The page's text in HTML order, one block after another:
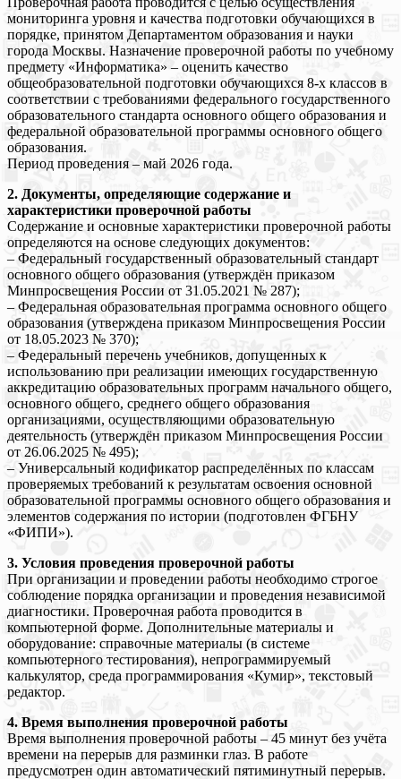
мониторинга уровня и качества подготовки обучающихся в
порядке, принятом Департаментом образования и науки
города Москвы. Назначение проверочной работы по учебному
предмету «Информатика» – оценить качество
общеобразовательной подготовки обучающихся 8-х классов в
соответствии с требованиями федерального государственного
образовательного стандарта основного общего образования и
федеральной образовательной программы основного общего
образования.
Период проведения – май 2026 года.
2. Документы, определяющие содержание и
характеристики проверочной работы
Содержание и основные характеристики проверочной работы
определяются на основе следующих документов:
– Федеральный государственный образовательный стандарт
основного общего образования (утверждён приказом
Минпросвещения России от 31.05.2021 № 287);
– Федеральная образовательная программа основного общего
образования (утверждена приказом Минпросвещения России
от 18.05.2023 № 370);
– Федеральный перечень учебников, допущенных к
использованию при реализации имеющих государственную
аккредитацию образовательных программ начального общего,
основного общего, среднего общего образования
организациями, осуществляющими образовательную
деятельность (утверждён приказом Минпросвещения России
от 26.06.2025 № 495);
– Универсальный кодификатор распределённых по классам
проверяемых требований к результатам освоения основной
образовательной программы основного общего образования и
элементов содержания по истории (подготовлен ФГБНУ
«ФИПИ»).
3. Условия проведения проверочной работы
При организации и проведении работы необходимо строгое
соблюдение порядка организации и проведения независимой
диагностики. Проверочная работа проводится в
компьютерной форме. Дополнительные материалы и
оборудование: справочные материалы (в системе
компьютерного тестирования), непрограммируемый
калькулятор, среда программирования «Кумир», текстовый
редактор.
4. Время выполнения проверочной работы
Время выполнения проверочной работы – 45 минут без учёта
времени на перерыв для разминки глаз. В работе
предусмотрен один автоматический пятиминутный перерыв.